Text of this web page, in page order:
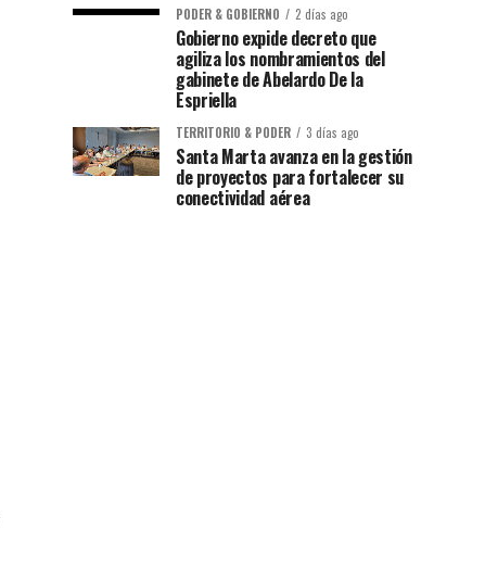
PODER & GOBIERNO 2 días ago
Gobierno expide decreto que
agiliza los nombramientos del
gabinete de Abelardo De la
Espriella
TERRITORIO & PODER 3 días ago
Santa Marta avanza en la gestión
de proyectos para fortalecer su
conectividad aérea